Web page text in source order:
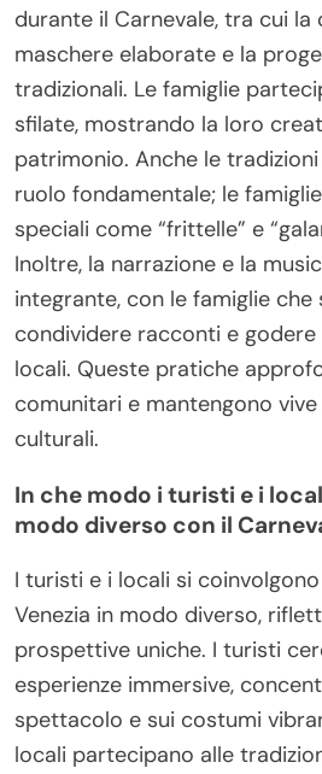
durante il Carnevale, tra cui la
maschere elaborate e la
tradizionali. Le famiglie
sfilate, mostrando la loro
patrimonio. Anche le
ruolo fondamentale; le
speciali come “frittelle” e
Inoltre, la narrazione e la
integrante, con le famiglie
condividere racconti e
locali. Queste pratiche
comunitari e mantengono
culturali.
In che modo i turisti e i
modo diverso con il
I turisti e i locali si
Venezia in modo diverso,
prospettive uniche. I turisti
esperienze immersive,
spettacolo e sui costumi
locali partecipano alle